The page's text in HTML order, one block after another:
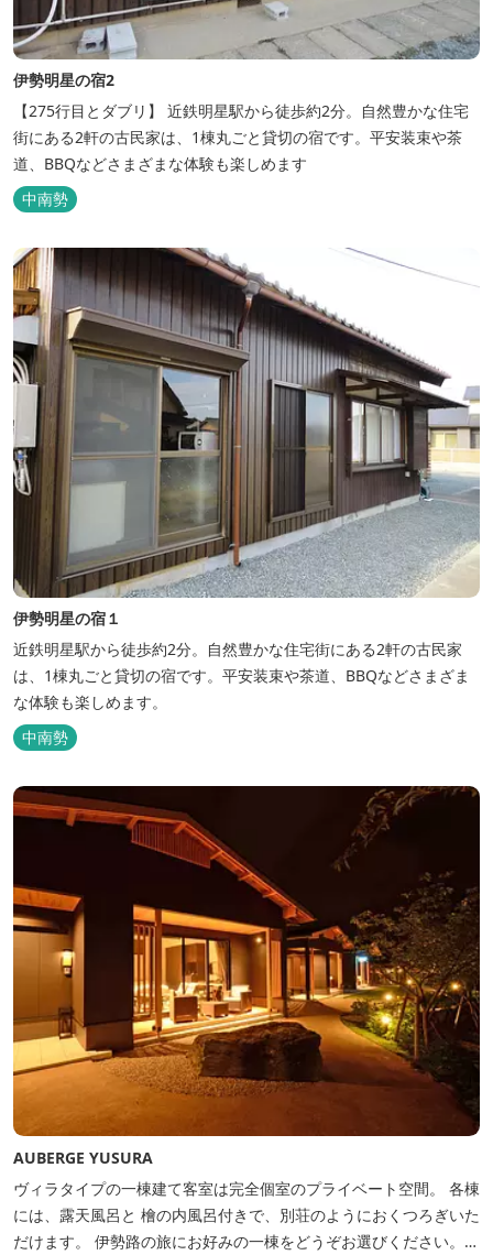
伊勢明星の宿2
【275行目とダブリ】 近鉄明星駅から徒歩約2分。自然豊かな住宅
街にある2軒の古民家は、1棟丸ごと貸切の宿です。平安装束や茶
道、BBQなどさまざまな体験も楽しめます
中南勢
伊勢明星の宿１
近鉄明星駅から徒歩約2分。自然豊かな住宅街にある2軒の古民家
は、1棟丸ごと貸切の宿です。平安装束や茶道、BBQなどさまざま
な体験も楽しめます。
中南勢
AUBERGE YUSURA
ヴィラタイプの一棟建て客室は完全個室のプライベート空間。 各棟
には、露天風呂と 檜の内風呂付きで、別荘のようにおくつろぎいた
だけます。 伊勢路の旅にお好みの一棟をどうぞお選びください。